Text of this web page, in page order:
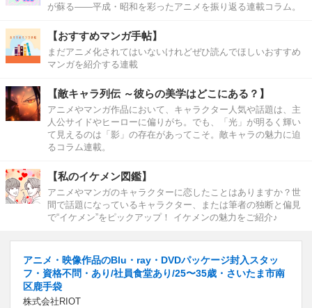
が蘇る――平成・昭和を彩ったアニメを振り返る連載コラム。
【おすすめマンガ手帖】
まだアニメ化されてはいないけれどぜひ読んでほしいおすすめ
マンガを紹介する連載
【敵キャラ列伝 ～彼らの美学はどこにある？】
アニメやマンガ作品において、キャラクター人気や話題は、主
人公サイドやヒーローに偏りがち。でも、「光」が明るく輝い
て見えるのは「影」の存在があってこそ。敵キャラの魅力に迫
るコラム連載。
【私のイケメン図鑑】
アニメやマンガのキャラクターに恋したことはありますか？世
間で話題になっているキャラクター、または筆者の独断と偏見
で“イケメン”をピックアップ！ イケメンの魅力をご紹介♪
アニメ・映像作品のBlu・ray・DVDパッケージ封入スタッ
フ・資格不問・あり/社員食堂あり/25〜35歳・さいたま市南
区鹿手袋
株式会社RIOT